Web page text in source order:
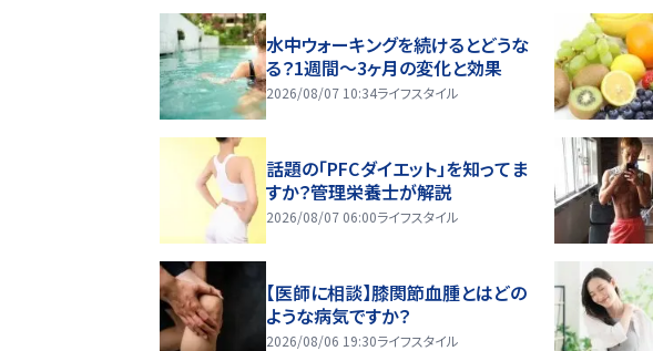
水中ウォーキングを続けるとどうな
る？1週間～3ヶ月の変化と効果
2026/08/07 10:34ライフスタイル
話題の「PFCダイエット」を知ってま
すか？管理栄養士が解説
2026/08/07 06:00ライフスタイル
【医師に相談】膝関節血腫とはどの
ような病気ですか？
2026/08/06 19:30ライフスタイル